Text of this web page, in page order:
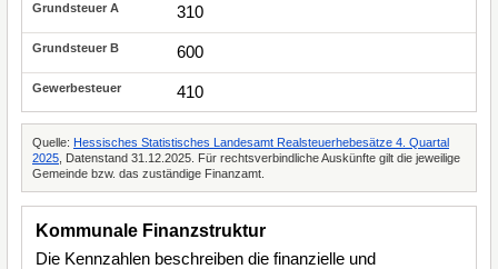
310
600
410
Quelle: Hessisches Statistisches Landesamt Realsteuerhebesätze 4. Quartal
2025 , Datenstand 31.12.2025. Für rechtsverbindliche Auskünfte gilt die jeweilige
Gemeinde bzw. das zuständige Finanzamt.
Kommunale Finanzstruktur
Die Kennzahlen beschreiben die finanzielle und